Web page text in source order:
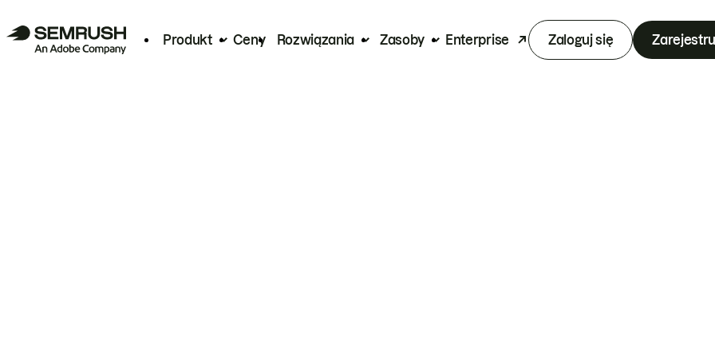
Produkt Ceny Rozwiązania Zasoby Enterprise Zaloguj się